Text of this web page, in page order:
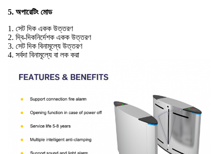
5. অপারেটিং মোড
1. সেট দিক একক উত্তরণ
2. দ্বি-দিকনির্দেশক একক উত্তরণ
3. সেট দিক বিনামূল্যে উত্তরণ
4. সর্বদা বিনামূল্যে বা লক করা